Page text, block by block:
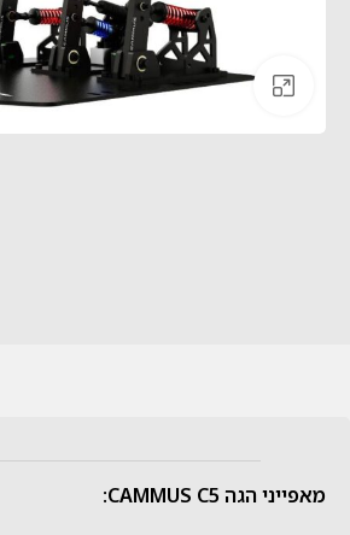
לחצו להגדלה
מאפייני הגה CAMMUS C5: